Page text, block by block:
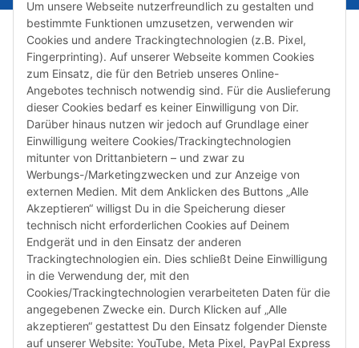
Um unsere Webseite nutzerfreundlich zu gestalten und
bestimmte Funktionen umzusetzen, verwenden wir
Cookies und andere Trackingtechnologien (z.B. Pixel,
Fingerprinting). Auf unserer Webseite kommen Cookies
zum Einsatz, die für den Betrieb unseres Online-
Angebotes technisch notwendig sind. Für die Auslieferung
dieser Cookies bedarf es keiner Einwilligung von Dir.
Darüber hinaus nutzen wir jedoch auf Grundlage einer
Einwilligung weitere Cookies/Trackingtechnologien
mitunter von Drittanbietern – und zwar zu
Werbungs-/Marketingzwecken und zur Anzeige von
externen Medien. Mit dem Anklicken des Buttons „Alle
Akzeptieren“ willigst Du in die Speicherung dieser
technisch nicht erforderlichen Cookies auf Deinem
Endgerät und in den Einsatz der anderen
Trackingtechnologien ein. Dies schließt Deine Einwilligung
in die Verwendung der, mit den
Cookies/Trackingtechnologien verarbeiteten Daten für die
angegebenen Zwecke ein. Durch Klicken auf „Alle
akzeptieren“ gestattest Du den Einsatz folgender Dienste
auf unserer Website: YouTube, Meta Pixel, PayPal Express
Susannenstraße 21a, DE-20357 Hamburg
Tel: +49 (0)40 432 76 990
Email:
shop@audiolith.net
Servicezeiten (Mo.-Fr.) 11:00 - 15:00 Uhr
Bitte habe Verständnis dafür, dass Du uns ausschließlich zu
den oben genannten Geschäftszeiten telefonisch
kontaktieren kannst.
facebookyoutubeinstagram
tiktok